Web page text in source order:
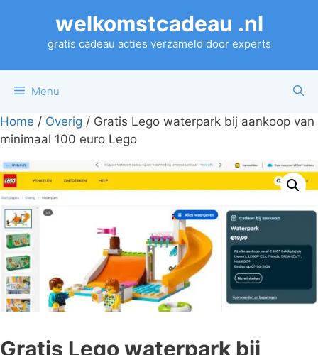
welkomstcadeau .nl
gratis cadeau acties verzameld door experts
Menu
Home / Overig / Gratis Lego waterpark bij aankoop van
minimaal 100 euro Lego
Gratis Lego waterpark bij